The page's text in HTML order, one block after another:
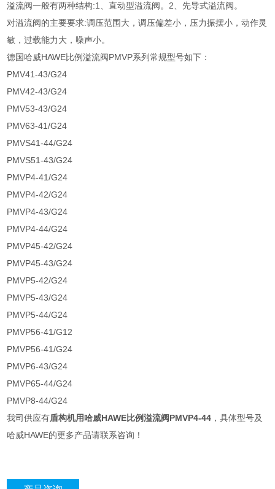
溢流阀一般有两种结构:1、直动型溢流阀。2、先导式溢流阀。
对溢流阀的主要要求:调压范围大，调压偏差小，压力振摆小，动作灵
敏，过载能力大，噪声小。
德国哈威HAWE比例溢流阀PMVP系列常规型号如下：
PMV41-43/G24
PMV42-43/G24
PMV53-43/G24
PMV63-41/G24
PMVS41-44/G24
PMVS51-43/G24
PMVP4-41/G24
PMVP4-42/G24
PMVP4-43/G24
PMVP4-44/G24
PMVP45-42/G24
PMVP45-43/G24
PMVP5-42/G24
PMVP5-43/G24
PMVP5-44/G24
PMVP56-41/G12
PMVP56-41/G24
PMVP6-43/G24
PMVP65-44/G24
PMVP8-44/G24
我司供应有盾构机用哈威HAWE比例溢流阀PMVP4-44 ，具体型号及
哈威HAWE的更多产品请联系咨询！